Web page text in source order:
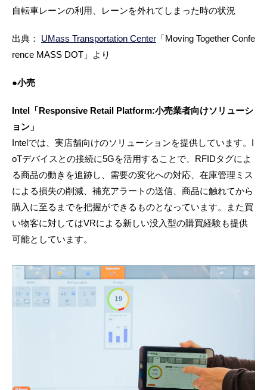
自転車レーンの利用、レーンを外れてしまった時の状況
出典： UMass Transportation Center 「Moving Together Confe
rence MASS DOT」より
●小売
Intel「Responsive Retail Platform:小売業者向けソリューシ
ョン」
Intelでは、実店舗向けのソリューションを提供しています。I
oTデバイスとの接続に5Gを活用することで、RFIDタグによ
る商品の動きを追跡し、需要の変化への対応、在庫管理ミス
による損失の削減、補充アラートの送信、商品に触れてから
購入に至るまでを把握ができるものとなっています。また買
い物客に対してはVRによる新しい没入型の購買経験も提供
可能としています。